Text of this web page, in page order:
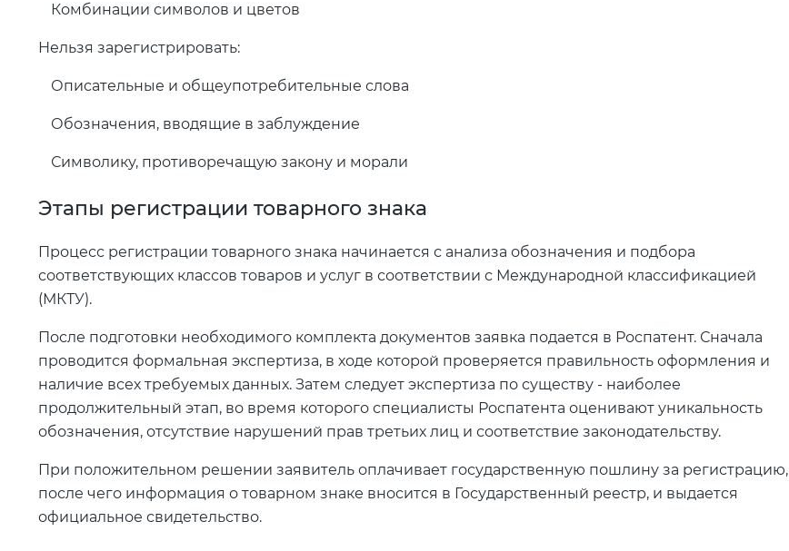
Комбинации символов и цветов
Нельзя зарегистрировать:
Описательные и общеупотребительные слова
Обозначения, вводящие в заблуждение
Символику, противоречащую закону и морали
Этапы регистрации товарного знака
Процесс регистрации товарного знака начинается с анализа обозначения и подбора
соответствующих классов товаров и услуг в соответствии с Международной классификацией
(МКТУ).
После подготовки необходимого комплекта документов заявка подается в Роспатент. Сначала
проводится формальная экспертиза, в ходе которой проверяется правильность оформления и
наличие всех требуемых данных. Затем следует экспертиза по существу - наиболее
продолжительный этап, во время которого специалисты Роспатента оценивают уникальность
обозначения, отсутствие нарушений прав третьих лиц и соответствие законодательству.
При положительном решении заявитель оплачивает государственную пошлину за регистрацию,
после чего информация о товарном знаке вносится в Государственный реестр, и выдается
официальное свидетельство.